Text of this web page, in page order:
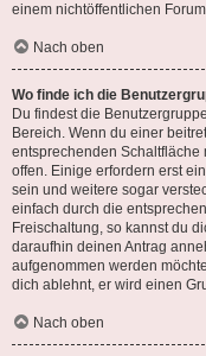
einem nichtöffentlichen
Nach oben
Wo finde ich die
Du findest die
Bereich. Wenn du einer
entsprechenden
offen. Einige erfordern erst
sein und weitere sogar
einfach durch die
Freischaltung, so kannst du
daraufhin deinen Antrag
aufgenommen werden
dich ablehnt, er wird einen
Nach oben